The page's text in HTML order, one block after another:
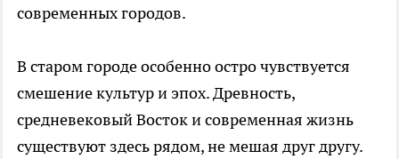
современных городов.
В старом городе особенно остро чувствуется
смешение культур и эпох. Древность,
средневековый Восток и современная жизнь
существуют здесь рядом, не мешая друг другу.